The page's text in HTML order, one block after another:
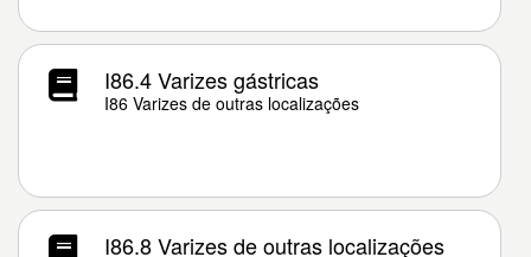
I86.4 Varizes gástricas
I86 Varizes de outras localizações
I86.8 Varizes de outras localizações